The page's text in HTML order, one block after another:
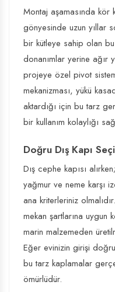
Montaj aşamasında kör
gönyesinde uzun yıllar
bir kütleye sahip olan
donanımlar yerine ağır
projeye özel pivot
mekanizması, yükü
aktardığı için bu tarz
bir kullanım kolaylığı
Doğru Dış Kapı
Dış cephe kapısı
yağmur ve neme karşı
ana kriterleriniz
mekan şartlarına uygun
marin malzemeden
Eğer evinizin girişi
bu tarz kaplamalar
ömürlüdür.